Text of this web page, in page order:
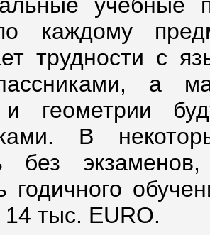
учебные
каждому
трудности с
а
и геометрии
В
без
годичного
14 тыс. EURO.